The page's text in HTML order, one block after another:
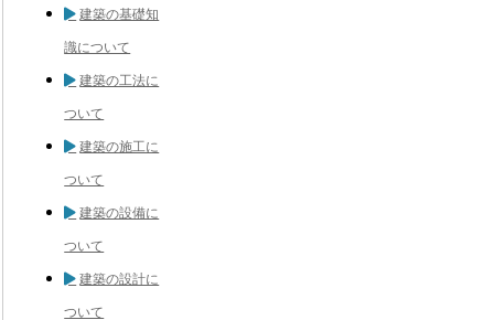
建築の基礎知
識について
建築の工法に
ついて
建築の施工に
ついて
建築の設備に
ついて
建築の設計に
ついて